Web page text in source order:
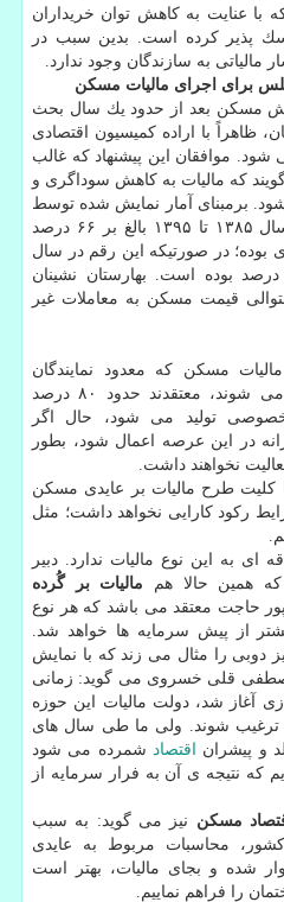
عنایت به كاهش توان خریداران
پذیر كرده است. بدین سبب در
به سازندگان وجود ندارد.
برای اجرای مالیات مسكن
مسكن بعد از حدود یك سال بحث
ظاهراً با اراده كمیسیون اقتصادی
موافقان این پیشنهاد كه غالب
گویند كه مالیات به كاهش سوداگری و
برمبنای آمار نمایش شده توسط
یكی از نمایندگان مجلس بین سال ۱۳۸۵ تا ۱۳۹۵ بالغ بر ۶۶ درصد
بوده؛ در صورتیكه این رقم در سال
های ۱۳۵۵ تا ۱۳۶۵ حدود ۲۰ درصد بوده است. بهارستان نشینان
قیمت مسكن به معاملات غیر
مسكن كه معدود نمایندگان
مجلس هم در میان آنها دیده می شوند، معتقدند حدود ۸۰ درصد
تولید می شود، حال اگر
در این عرصه اعمال شود، بطور
نخواهند داشت.
كلیت طرح مالیات بر عایدی مسكن
ركود كارایی نخواهد داشت؛ مثل
به این نوع مالیات ندارد. دبیر
همین حالا هم
مالیات بر گُرده
حاجت معتقد می باشد كه هر نوع
از پیش سرمایه ها خواهد شد.
دوبی را مثال می زند كه با نمایش
قلی خسروی می گوید: زمانی
آغاز شد، دولت مالیات این حوزه
ترغیب شوند. ولی ما طی سال های
و پیشران
اقتصاد شمرده می شود
كه نتیجه ی آن به فرار سرمایه از
مسكن نیز می گوید: به سبب
محاسبات مربوط به عایدی
شده و بجای مالیات، بهتر است
را فراهم نماییم.